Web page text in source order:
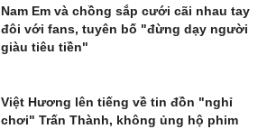
Nam Em và chồng sắp cưới cãi nhau tay
đôi với fans, tuyên bố "đừng dạy người
giàu tiêu tiền"
Việt Hương lên tiếng về tin đồn "nghỉ
chơi" Trấn Thành, không ủng hộ phim